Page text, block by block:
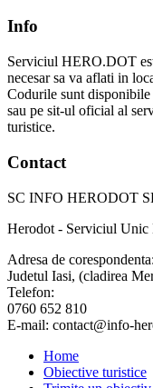
Info
Serviciul HERO.DOT
necesar sa va aflati in
Codurile sunt
sau pe sit-ul oficial al
turistice.
Contact
SC INFO HERODOT
Herodot - Serviciul
Adresa de
Judetul Iasi, (cladirea
Telefon:
0760 652 810
E-mail: contact@info-
Home
Obiective turistice